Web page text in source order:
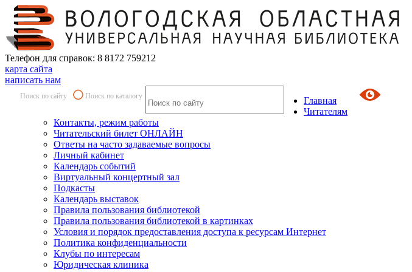
Телефон для справок: 8 8172 759212
карта сайта
написать нам
Поиск по сайту Поиск по каталогу
Главная
Читателям
Контакты, режим работы
Читательский билет ОНЛАЙН
Ответы на часто задаваемые вопросы
Личный кабинет
Календарь событий
Виртуальный концертный зал
Подкасты
Календарь выставок
Правила пользования библиотекой
Правила пользования библиотекой в картинках
Условия и порядок предоставления доступа к ресурсам Интернет
Политика конфиденциальности
Клубы по интересам
Юридическая клиника